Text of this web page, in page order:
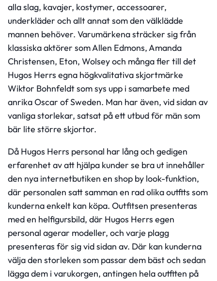
alla slag, kavajer, kostymer, accessoarer,
underkläder och allt annat som den välklädde
mannen behöver. Varumärkena sträcker sig från
klassiska aktörer som Allen Edmons, Amanda
Christensen, Eton, Wolsey och många fler till det
Hugos Herrs egna högkvalitativa skjortmärke
Wiktor Bohnfeldt som sys upp i samarbete med
anrika Oscar of Sweden. Man har även, vid sidan av
vanliga storlekar, satsat på ett utbud för män som
bär lite större skjortor.
Då Hugos Herrs personal har lång och gedigen
erfarenhet av att hjälpa kunder se bra ut innehåller
den nya internetbutiken en shop by look-funktion,
där personalen satt samman en rad olika outfits som
kunderna enkelt kan köpa. Outfitsen presenteras
med en helfigursbild, där Hugos Herrs egen
personal agerar modeller, och varje plagg
presenteras för sig vid sidan av. Där kan kunderna
välja den storleken som passar dem bäst och sedan
lägga dem i varukorgen, antingen hela outfiten på